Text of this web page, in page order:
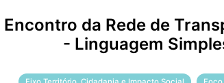
Encontro da Rede de
- Linguagem